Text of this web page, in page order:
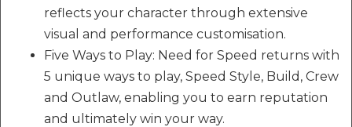
reflects your character through extensive
visual and performance customisation.
Five Ways to Play: Need for Speed returns with
5 unique ways to play, Speed Style, Build, Crew
and Outlaw, enabling you to earn reputation
and ultimately win your way.